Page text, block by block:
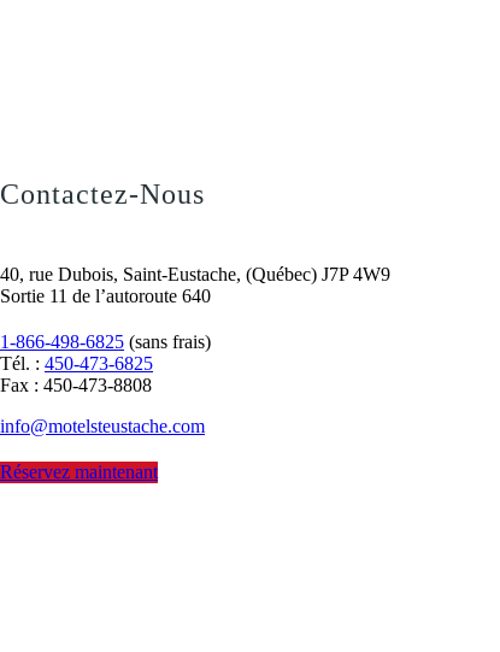
Contactez-Nous
40, rue Dubois, Saint-Eustache, (Québec) J7P 4W9
Sortie 11 de l’autoroute 640
1-866-498-6825 (sans frais)
Tél. : 450-473-6825
Fax : 450-473-8808
info@motelsteustache.com
Réservez maintenant